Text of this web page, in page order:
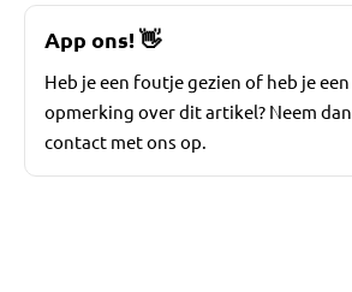
App ons!👋
Heb je een foutje gezien of heb je een
opmerking over dit artikel? Neem dan
contact met ons op.